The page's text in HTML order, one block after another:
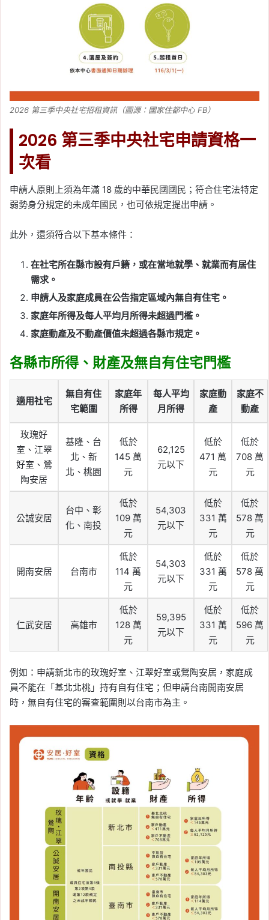
2026 第三季中央社宅招租資訊（圖源：國家住都中心 FB）
2026 第三季中央社宅申請資格一
次看
申請人原則上須為年滿 18 歲的中華民國國民；符合住宅法特定
弱勢身分規定的未成年國民，也可依規定提出申請。
此外，還須符合以下基本條件：
在社宅所在縣市設有戶籍，或在當地就學、就業而有居住
需求。
申請人及家庭成員在公告指定區域內無自有住宅。
家庭年所得及每人平均月所得未超過門檻。
家庭動產及不動產價值未超過各縣市規定。
各縣市所得、財產及無自有住宅門檻
適用社宅
無自有住
宅範圍
家庭年
所得
每人平均
月所得
家庭動
產
家庭不
動產
玫瑰好
室、江翠
好室、鶯
陶安居
基隆、台
北、新
北、桃園
低於
145 萬
元
62,125
元以下
低於
471 萬
元
低於
708 萬
元
公誠安居
台中、彰
化、南投
低於
109 萬
元
54,303
元以下
低於
331 萬
元
低於
578 萬
元
開南安居 台南市
低於
114 萬
元
54,303
元以下
低於
331 萬
元
低於
578 萬
元
仁武安居 高雄市
低於
128 萬
元
59,395
元以下
低於
331 萬
元
低於
596 萬
元
例如：申請新北市的玫瑰好室、江翠好室或鶯陶安居，家庭成
員不能在「基北北桃」持有自有住宅；但申請台南開南安居
時，無自有住宅的審查範圍則以台南市為主。